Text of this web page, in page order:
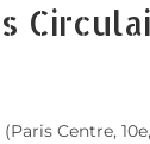
Centre, 10e,